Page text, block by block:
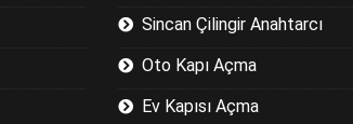
Sincan Çilingir Anahtarcı
Oto Kapı Açma
Ev Kapısı Açma